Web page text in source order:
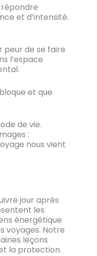
et d’intensité.
peur de se faire
l’espace
et que
de vie.
:
nous vient
jour après
les
énergétique
voyages. Notre
leçons
la protection.